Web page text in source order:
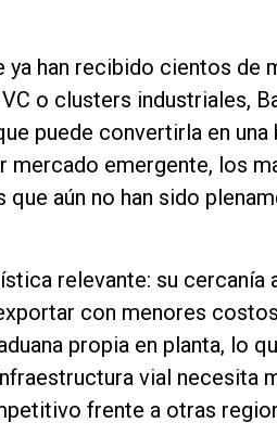
ya han recibido cientos de
o clusters industriales,
puede convertirla en una
mercado emergente, los
aún no han sido
relevante: su cercanía
con menores
propia en planta, lo
vial necesita
frente a otras